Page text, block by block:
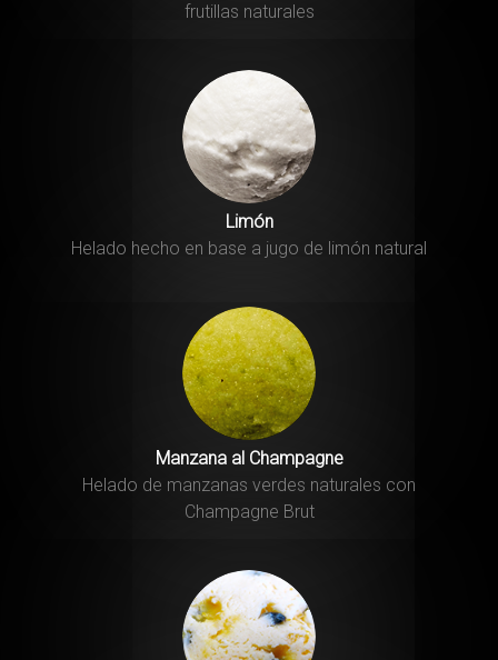
Helado Artesanal
frutillas naturales
Limón
Helado hecho en base a jugo de limón natural
Manzana al Champagne
Helado de manzanas verdes naturales con
Champagne Brut